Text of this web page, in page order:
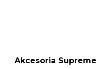
Akcesoria Supreme